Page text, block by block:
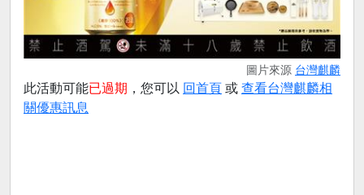
圖片來源 台灣麒麟
此活動可能已過期 ，您可以 回首頁 或 查看台灣麒麟相
關優惠訊息